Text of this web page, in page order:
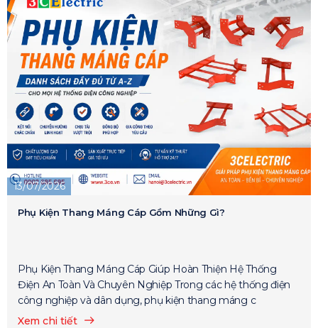
13/07/2026
Phụ Kiện Thang Máng Cáp Gồm Những Gì?
Phụ Kiện Thang Máng Cáp Giúp Hoàn Thiện Hệ Thống
Điện An Toàn Và Chuyên Nghiệp Trong các hệ thống điện
công nghiệp và dân dụng, phụ kiện thang máng c
Xem chi tiết